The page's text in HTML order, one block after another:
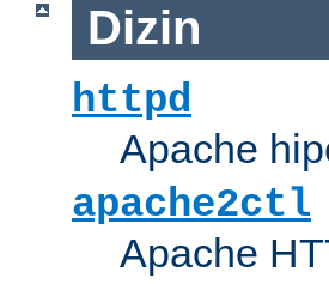
Dizin
httpd
Apache
apache2ctl
Apache